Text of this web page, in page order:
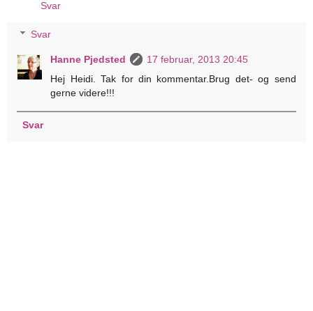
Svar
Svar
Hanne Pjedsted
17 februar, 2013 20:45
Hej Heidi. Tak for din kommentar.Brug det- og send
gerne videre!!!
Svar